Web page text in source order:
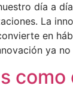
día a
La
en
ya